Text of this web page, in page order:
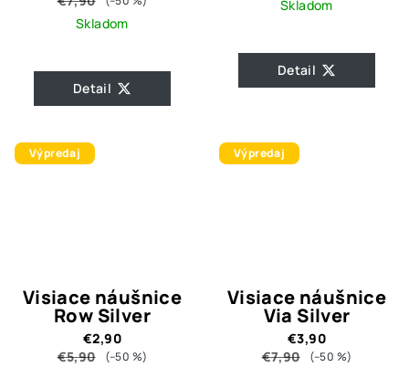
Skladom
Detail
Skladom
Detail
Výpredaj
Visiace náušnice
Row Silver
€2,90
€5,90
(–50 %)
Výpredaj
Visiace náušnice
Via Silver
€3,90
€7,90
(–50 %)